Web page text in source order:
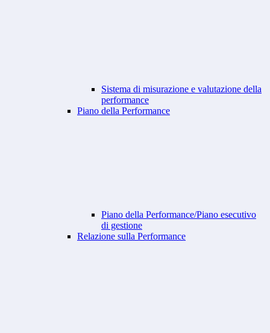
Sistema di misurazione e valutazione della
performance
Piano della Performance
Piano della Performance/Piano esecutivo
di gestione
Relazione sulla Performance